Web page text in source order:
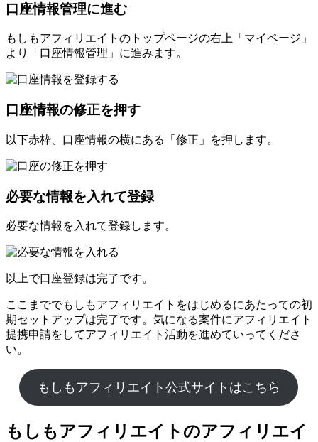
口座情報管理に進む
もしもアフィリエイトのトップページの右上「マイページ」
より「口座情報管理」に進みます。
口座情報の修正を押す
以下赤枠、口座情報の横にある「修正」を押します。
必要な情報を入れて登録
必要な情報を入れて登録します。
以上で口座登録は完了です。
ここまででもしもアフィリエイトをはじめるにあたっての初
期セットアップは完了です。気になる案件にアフィリエイト
提携申請をしてアフィリエイト活動を進めていってくださ
い。
もしもアフィリエイト公式サイトはこちら
もしもアフィリエイトのアフィリエイ